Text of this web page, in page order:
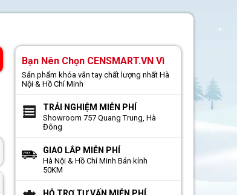
Bạn Nên Chọn CENSMART.VN Vì
Sản phẩm khóa vân tay chất lượng nhất Hà
Nội & Hồ Chí Minh
TRẢI NGHIỆM MIỄN PHÍ
Showroom 757 Quang Trung, Hà
Đông
GIAO LẮP MIỄN PHÍ
Hà Nội & Hồ Chí Minh Bán kính
50KM